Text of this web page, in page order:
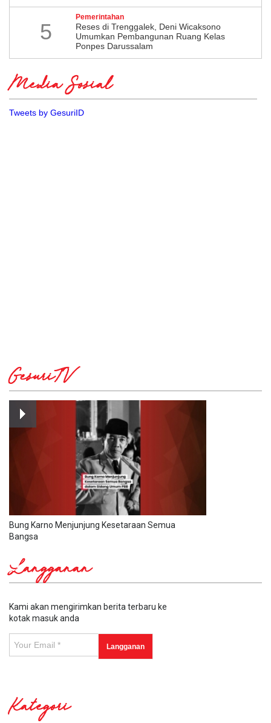
5
Pemerintahan
​Reses di Trenggalek, Deni Wicaksono
Umumkan Pembangunan Ruang Kelas
Ponpes Darussalam
Media Sosial
Tweets by GesuriID
GesuriTV
Bung Karno Menjunjung Kesetaraan Semua
Bangsa
Langganan
Kami akan mengirimkan berita terbaru ke
kotak masuk anda
Kategori